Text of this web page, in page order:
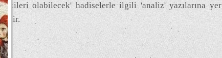
etkileri olabilecek' hadiselerle ilgili 'analiz' yazılarına yer